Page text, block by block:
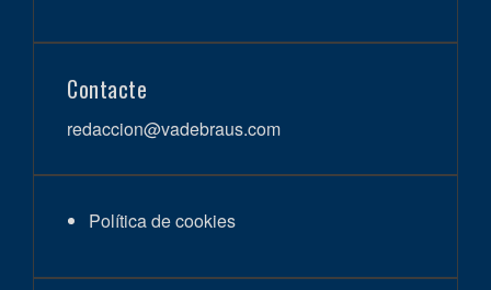
Contacte
redaccion@vadebraus.com
Política de cookies